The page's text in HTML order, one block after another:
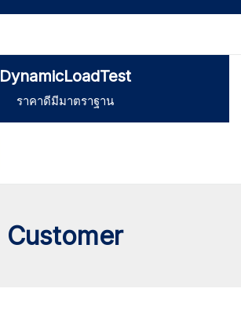
DynamicLoadTest
ราคาดีมีมาตราฐาน
Customer